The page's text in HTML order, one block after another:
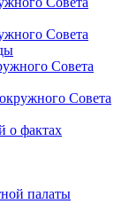
Совета
Совета
Совета
о фактах
палаты